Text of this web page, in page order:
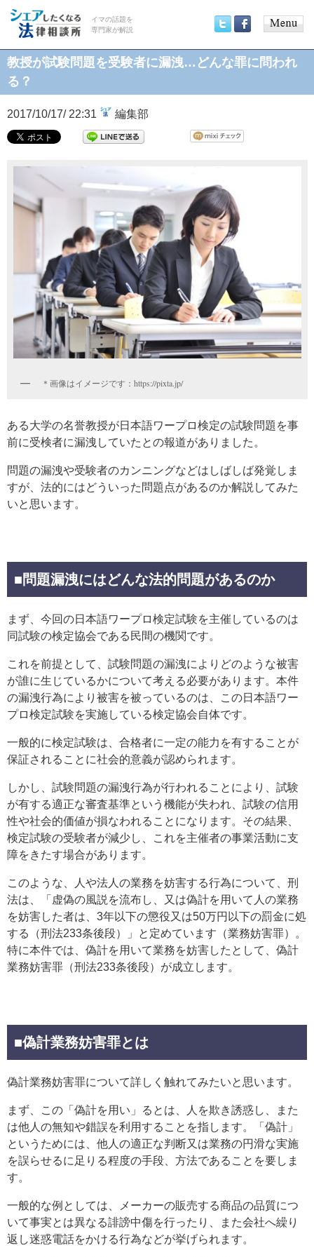
イマの話題を
専門家が解説
menu
教授が試験問題を受験者に漏洩…どんな罪に問われ
る？
2017/10/17/ 22:31 編集部
＊画像はイメージです：https://pixta.jp/
ある大学の名誉教授が日本語ワープロ検定の試験問題を事
前に受検者に漏洩していたとの報道がありました。
問題の漏洩や受験者のカンニングなどはしばしば発覚しま
すが、法的にはどういった問題点があるのか解説してみた
いと思います。
■問題漏洩にはどんな法的問題があるのか
まず、今回の日本語ワープロ検定試験を主催しているのは
同試験の検定協会である民間の機関です。
これを前提として、試験問題の漏洩によりどのような被害
が誰に生じているかについて考える必要があります。本件
の漏洩行為により被害を被っているのは、この日本語ワー
プロ検定試験を実施している検定協会自体です。
一般的に検定試験は、合格者に一定の能力を有することが
保証されることに社会的意義が認められます。
しかし、試験問題の漏洩行為が行われることにより、試験
が有する適正な審査基準という機能が失われ、試験の信用
性や社会的価値が損なわれることになります。その結果、
検定試験の受験者が減少し、これを主催者の事業活動に支
障をきたす場合があります。
このような、人や法人の業務を妨害する行為について、刑
法は、「虚偽の風説を流布し、又は偽計を用いて人の業務
を妨害した者は、3年以下の懲役又は50万円以下の罰金に処
する（刑法233条後段）」と定めています（業務妨害罪）。
特に本件では、偽計を用いて業務を妨害したとして、偽計
業務妨害罪（刑法233条後段）が成立します。
■偽計業務妨害罪とは
偽計業務妨害罪について詳しく触れてみたいと思います。
まず、この「偽計を用い」るとは、人を欺き誘惑し、また
は他人の無知や錯誤を利用することを指します。「偽計」
というためには、他人の適正な判断又は業務の円滑な実施
を誤らせるに足りる程度の手段、方法であることを要しま
す。
一般的な例としては、メーカーの販売する商品の品質につ
いて事実とは異なる誹謗中傷を行ったり、また会社へ繰り
返し迷惑電話をかける行為などが挙げられます。